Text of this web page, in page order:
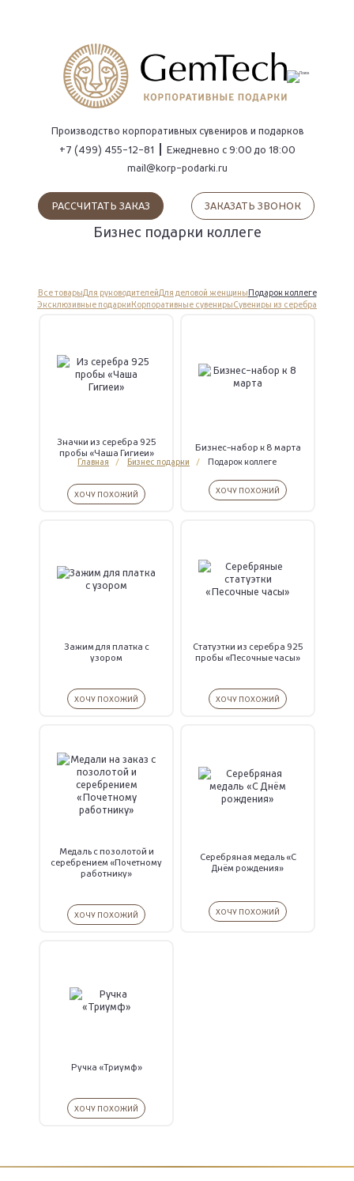
ПОИСК
Производство корпоративных сувениров и подарков
+7 (499) 455-12-81
Ежедневно с 9:00 до 18:00
mail@korp-podarki.ru
ЗАКАЗАТЬ ЗВОНОК
РАССЧИТАТЬ ЗАКАЗ
Главная Бизнес подарки Подарок коллеге
Бизнес подарки коллеге
Все товарыДля руководителейДля деловой женщиныПодарок коллеге
Эксклюзивные подаркиКорпоративные сувенирыСувениры из серебра
Значки из серебра 925
пробы «Чаша Гигиеи»
ХОЧУ ПОХОЖИЙ
Бизнес-набор к 8 марта
ХОЧУ ПОХОЖИЙ
Зажим для платка с
узором
ХОЧУ ПОХОЖИЙ
Статуэтки из серебра 925
пробы «Песочные часы»
ХОЧУ ПОХОЖИЙ
Медаль с позолотой и
серебрением «Почетному
работнику»
ХОЧУ ПОХОЖИЙ
Серебряная медаль «С
Днём рождения»
ХОЧУ ПОХОЖИЙ
Ручка «Триумф»
ХОЧУ ПОХОЖИЙ